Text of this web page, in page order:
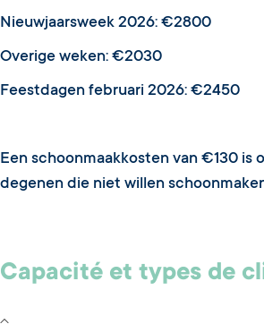
Nieuwjaarsweek 2026: €2800
Overige weken: €2030
Feestdagen februari 2026: €2450
Een schoonmaakkosten van €130 is
degenen die niet willen
Capacité et types de